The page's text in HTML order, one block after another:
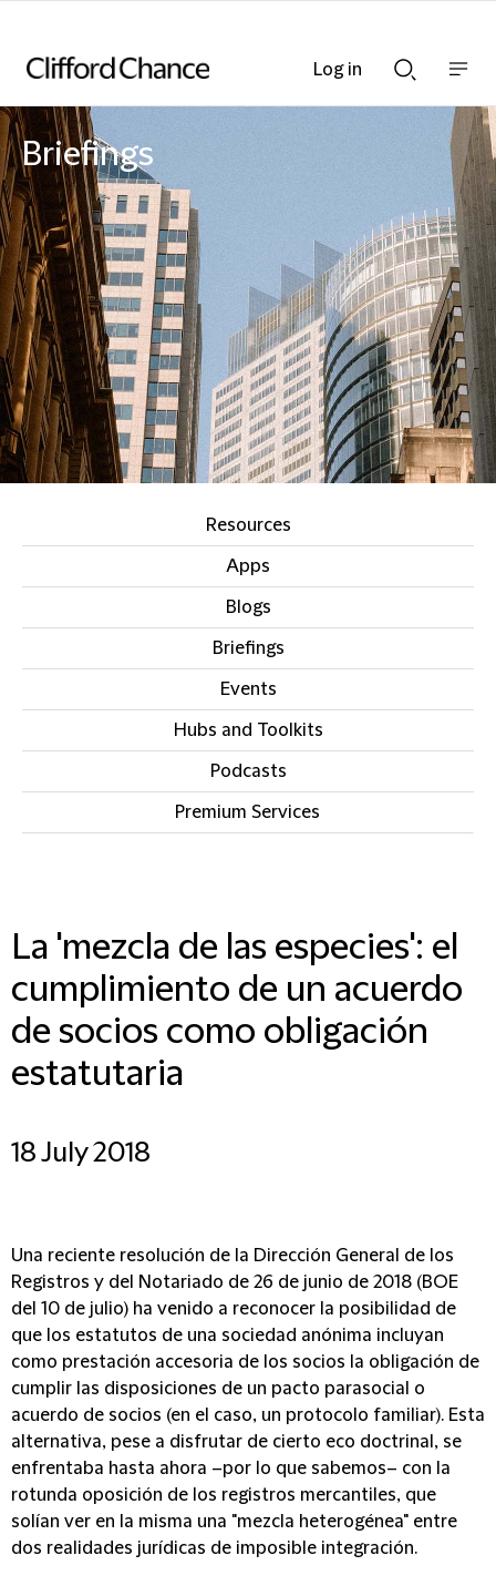
Searchnav
bar
Briefings
Resources
Apps
Blogs
Briefings
Events
Hubs and Toolkits
Podcasts
Premium Services
La 'mezcla de las especies': el
cumplimiento de un acuerdo
de socios como obligación
estatutaria
18 July 2018
Una reciente resolución de la Dirección General de los
Registros y del Notariado de 26 de junio de 2018 (BOE
del 10 de julio) ha venido a reconocer la posibilidad de
que los estatutos de una sociedad anónima incluyan
como prestación accesoria de los socios la obligación de
cumplir las disposiciones de un pacto parasocial o
acuerdo de socios (en el caso, un protocolo familiar). Esta
alternativa, pese a disfrutar de cierto eco doctrinal, se
enfrentaba hasta ahora –por lo que sabemos– con la
rotunda oposición de los registros mercantiles, que
solían ver en la misma una "mezcla heterogénea" entre
dos realidades jurídicas de imposible integración.
Log in